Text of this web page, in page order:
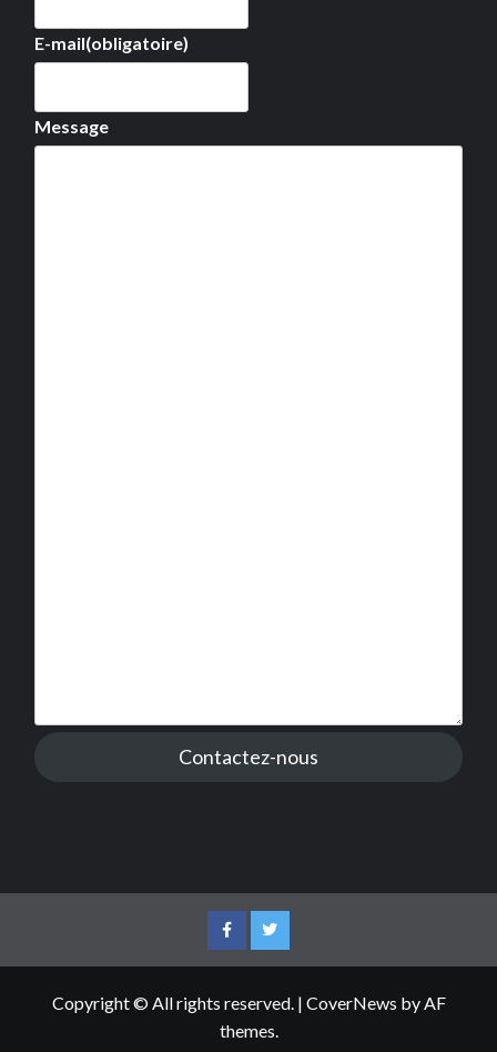
E-mail(obligatoire)
Message
Contactez-nous
FacebookTwitter
Copyright © All rights reserved. | CoverNews by AF
themes.